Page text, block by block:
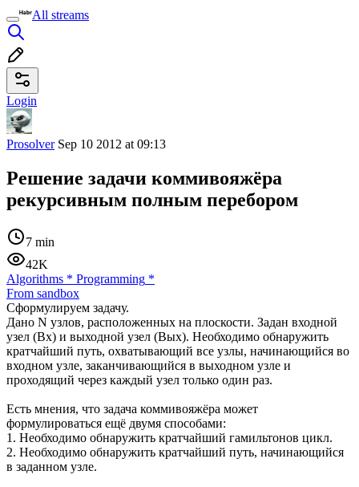
All streams
Login
ProsolverSep 10 2012 at 09:13
Решение задачи коммивояжёра
рекурсивным полным перебором
7 min
42K
Algorithms * Programming *
From sandbox
Сформулируем задачу.
Дано N узлов, расположенных на плоскости. Задан входной
узел (Вх) и выходной узел (Вых). Необходимо обнаружить
кратчайший путь, охватывающий все узлы, начинающийся во
входном узле, заканчивающийся в выходном узле и
проходящий через каждый узел только один раз.
Есть мнения, что задача коммивояжёра может
формулироваться ещё двумя способами:
1. Необходимо обнаружить кратчайший гамильтонов цикл.
2. Необходимо обнаружить кратчайший путь, начинающийся
в заданном узле.